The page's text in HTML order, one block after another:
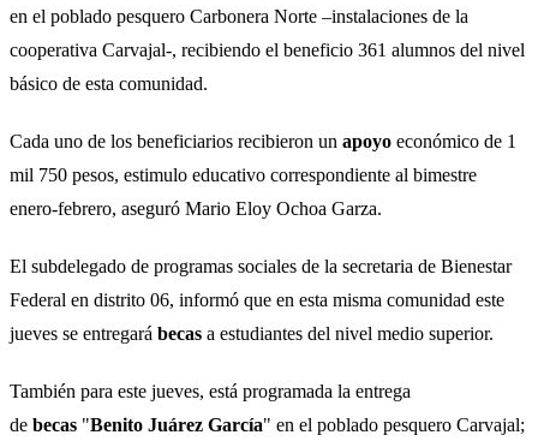
en el poblado pesquero Carbonera Norte –instalaciones de la
cooperativa Carvajal-, recibiendo el beneficio 361 alumnos del nivel
básico de esta comunidad.
Cada uno de los beneficiarios recibieron un apoyo económico de 1
mil 750 pesos, estimulo educativo correspondiente al bimestre
enero-febrero, aseguró Mario Eloy Ochoa Garza.
El subdelegado de programas sociales de la secretaria de Bienestar
Federal en distrito 06, informó que en esta misma comunidad este
jueves se entregará becas a estudiantes del nivel medio superior.
También para este jueves, está programada la entrega
de becas "Benito Juárez García" en el poblado pesquero Carvajal;